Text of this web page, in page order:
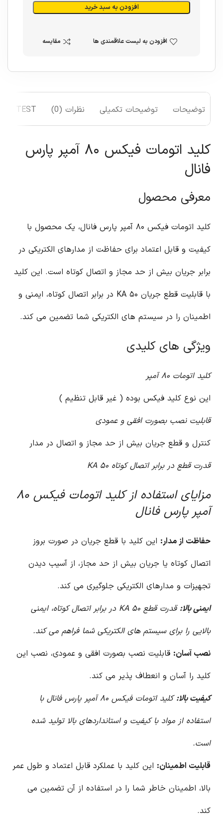
افزودن به سبد خرید
افزودن به لیست علاقمندی ها مقایسه
توضیحات توضیحات تکمیلی نظرات (0) TEST
کلید اتومات فیکس ۸۰ آمپر پارس
فانال
معرفی محصول
کلید اتومات فیکس ۸۰ آمپر پارس فانال، یک محصول با
کیفیت و قابل اعتماد برای حفاظت از مدارهای الکتریکی در
برابر جریان بیش از حد مجاز و اتصال کوتاه است. این کلید
با قابلیت قطع جریان ۵۰ KA در برابر اتصال کوتاه، ایمنی و
اطمینان را در سیستم های الکتریکی شما تضمین می کند.
ویژگی های کلیدی
کلید اتومات ۸۰ آمپر
این نوع کلید فیکس بوده ( غیر قابل تنظیم )
قابلیت نصب بصورت افقی و عمودی
کنترل و قطع جریان بیش از حد مجاز و اتصال در مدار
قدرت قطع در برابر اتصال کوتاه ۵۰ KA
مزایای استفاده از کلید اتومات فیکس ۸۰
آمپر پارس فانال
حفاظت از مدار: این کلید با قطع جریان در صورت بروز
اتصال کوتاه یا جریان بیش از حد مجاز، از آسیب دیدن
تجهیزات و مدارهای الکتریکی جلوگیری می کند.
ایمنی بالا:
قدرت قطع ۵۰ KA در برابر اتصال کوتاه، ایمنی
بالایی را برای سیستم های الکتریکی شما فراهم می کند.
نصب آسان: قابلیت نصب بصورت افقی و عمودی، نصب این
کلید را آسان و انعطاف پذیر می کند.
کیفیت بالا:
کلید اتومات فیکس ۸۰ آمپر پارس فانال با
استفاده از مواد با کیفیت و استانداردهای بالا تولید شده
است.
قابلیت اطمینان: این کلید با عملکرد قابل اعتماد و طول عمر
بالا، اطمینان خاطر شما را در استفاده از آن تضمین می
کند.